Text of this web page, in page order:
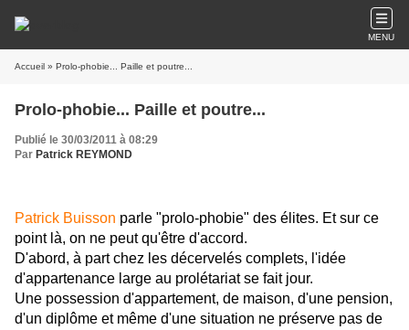
MENU
Accueil » Prolo-phobie... Paille et poutre...
Prolo-phobie... Paille et poutre...
Publié le 30/03/2011 à 08:29
Par Patrick REYMOND
Patrick Buisson parle "prolo-phobie" des élites. Et sur ce
point là, on ne peut qu'être d'accord.
D'abord, à part chez les décervelés complets, l'idée
d'appartenance large au prolétariat se fait jour.
Une possession d'appartement, de maison, d'une pension,
d'un diplôme et même d'une situation ne préserve pas de